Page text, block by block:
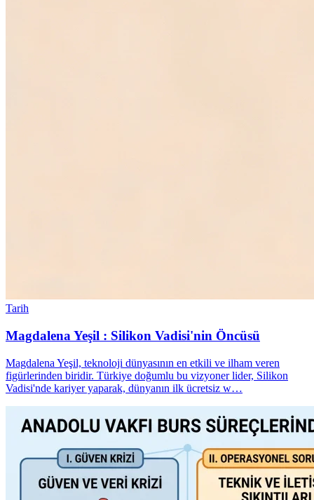
Tarih
Magdalena Yeşil : Silikon Vadisi'nin Öncüsü
Magdalena Yeşil, teknoloji dünyasının en etkili ve ilham veren
figürlerinden biridir. Türkiye doğumlu bu vizyoner lider, Silikon
Vadisi'nde kariyer yaparak, dünyanın ilk ücretsiz w…